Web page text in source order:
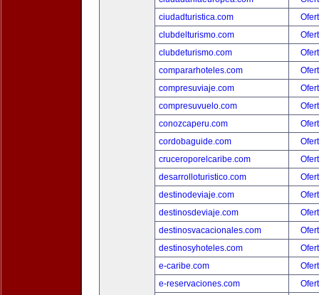
ciudadturistica.com
clubdelturismo.com
clubdeturismo.com
compararhoteles.com
compresuviaje.com
compresuvuelo.com
conozcaperu.com
cordobaguide.com
cruceroporelcaribe.com
desarrolloturistico.com
destinodeviaje.com
destinosdeviaje.com
destinosvacacionales.com
destinosyhoteles.com
e-caribe.com
e-reservaciones.com